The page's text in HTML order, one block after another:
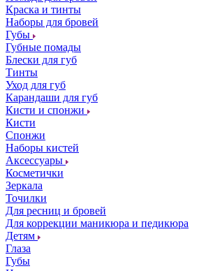
Краска и тинты
Наборы для бровей
Губы
Губные помады
Блески для губ
Тинты
Уход для губ
Карандаши для губ
Кисти и спонжи
Кисти
Спонжи
Наборы кистей
Аксессуары
Косметички
Зеркала
Точилки
Для ресниц и бровей
Для коррекции маникюра и педикюра
Детям
Глаза
Губы